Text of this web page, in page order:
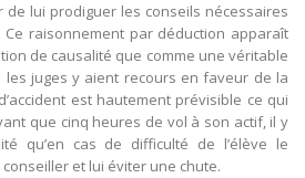
lui prodiguer les conseils nécessaires
Ce raisonnement par déduction apparaît
de causalité que comme une véritable
juges y aient recours en faveur de la
est hautement prévisible ce qui
que cinq heures de vol à son actif, il y
qu’en cas de difficulté de l’élève le
et lui éviter une chute.